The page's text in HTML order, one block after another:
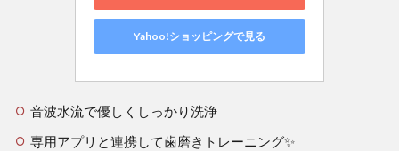
Yahoo!ショッピングで見る
音波水流で優しくしっかり洗浄
専用アプリと連携して歯磨きトレーニング✨